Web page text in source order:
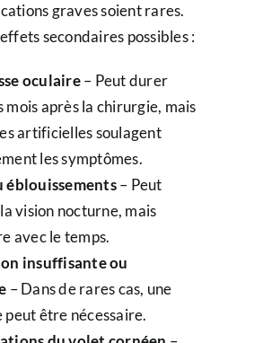
graves soient rares.
secondaires possibles :
oculaire– Peut durer
mois après la chirurgie, mais
artificielles soulagent
les symptômes.
éblouissements– Peut
vision nocturne, mais
avec le temps.
insuffisante ou
– Dans de rares cas, une
peut être nécessaire.